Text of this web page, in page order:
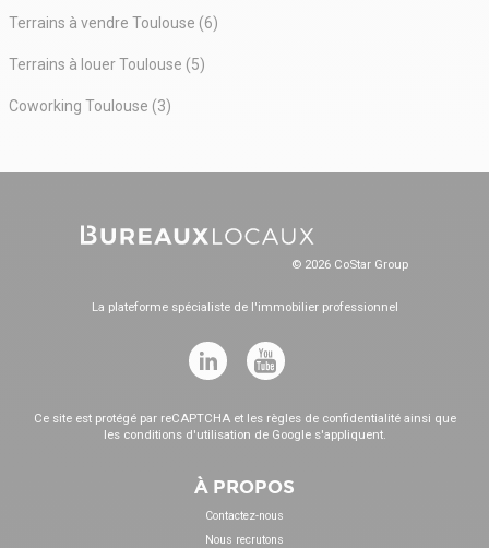
Terrains à vendre Toulouse (6)
Terrains à louer Toulouse (5)
Coworking Toulouse (3)
© 2026 CoStar Group
La plateforme spécialiste de l'immobilier professionnel
Ce site est protégé par reCAPTCHA et les règles de confidentialitéainsi que
les conditions d'utilisation de Google s'appliquent.
À PROPOS
Contactez-nous
Nous recrutons